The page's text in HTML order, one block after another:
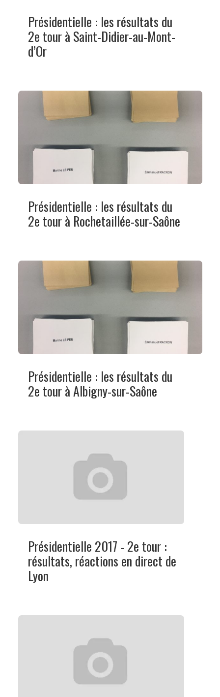
Présidentielle : les résultats du
2e tour à Saint-Didier-au-Mont-
d’Or
Présidentielle : les résultats du
2e tour à Rochetaillée-sur-Saône
Présidentielle : les résultats du
2e tour à Albigny-sur-Saône
Présidentielle 2017 - 2e tour :
résultats, réactions en direct de
Lyon